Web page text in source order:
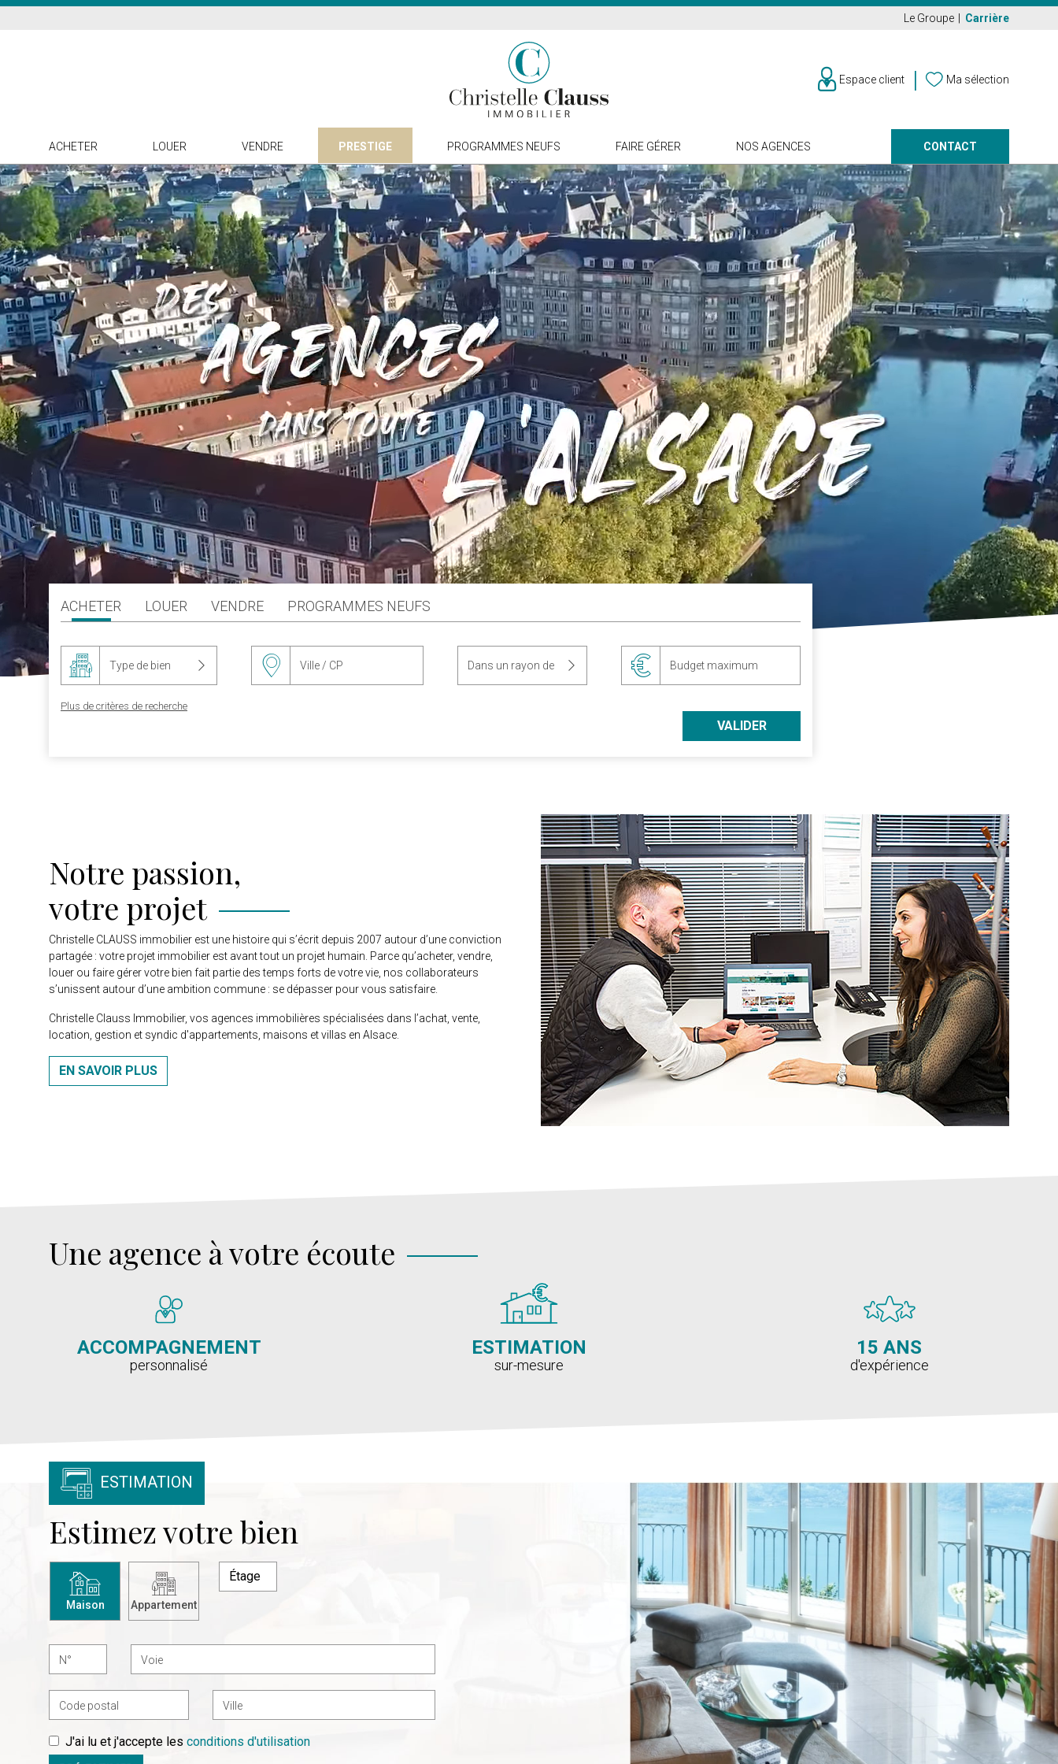
Le Groupe Carrière
Espace client Ma sélection
ACHETER LOUER VENDRE PRESTIGE PROGRAMMES NEUFS FAIRE GÉRER NOS AGENCES CONTACT
ACHETER LOUER VENDRE PROGRAMMES NEUFS
Plus de critères de recherche
VALIDER
Notre passion,
votre projet
Christelle CLAUSS immobilier est une histoire qui s’écrit depuis 2007 autour d’une conviction
partagée : votre projet immobilier est avant tout un projet humain. Parce qu’acheter, vendre,
louer ou faire gérer votre bien fait partie des temps forts de votre vie, nos collaborateurs
s’unissent autour d’une ambition commune : se dépasser pour vous satisfaire.
Christelle Clauss Immobilier, vos agences immobilières spécialisées dans l’achat, vente,
location, gestion et syndic d'appartements, maisons et villas en Alsace.
EN SAVOIR PLUS
Une agence à votre écoute
ACCOMPAGNEMENT
personnalisé
ESTIMATION
sur-mesure
15 ANS
d'expérience
ESTIMATION
Estimez votre bien
Maison Appartement
J'ai lu et j'accepte les conditions d'utilisation